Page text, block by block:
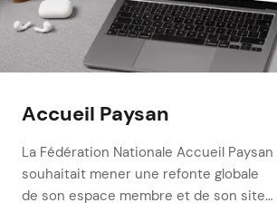
Accueil Paysan
La Fédération Nationale Accueil Paysan
souhaitait mener une refonte globale
de son espace membre et de son site